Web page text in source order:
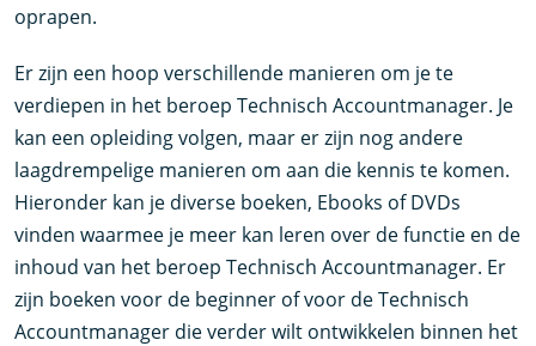
oprapen.
Er zijn een hoop verschillende manieren om je te
verdiepen in het beroep Technisch Accountmanager. Je
kan een opleiding volgen, maar er zijn nog andere
laagdrempelige manieren om aan die kennis te komen.
Hieronder kan je diverse boeken, Ebooks of DVDs
vinden waarmee je meer kan leren over de functie en de
inhoud van het beroep Technisch Accountmanager. Er
zijn boeken voor de beginner of voor de Technisch
Accountmanager die verder wilt ontwikkelen binnen het